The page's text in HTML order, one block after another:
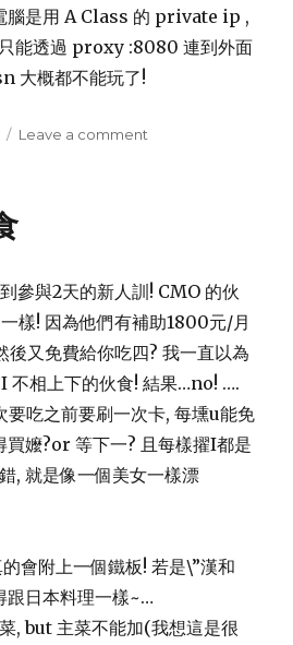
腦是用 A Class 的 private ip ,
能透過 proxy :8080 連到外面
大概都不能玩了!
Leave a comment
班
參與2天的新人訓! CMO 的伙
樣! 因為他們有補助1800元/月
後又免費給你吃四? 我一直以為
不相上下的伙食! 結果…no! ….
要吃之前要刷一次卡, 每壎u能免
買嬤?or 等下一? 且每樣擢I都是
, 就是像一個美女一樣漂
會附上一個鐵板! 若是\”漢和
日本料理一樣~…
, but 主菜不能加(我想這是很